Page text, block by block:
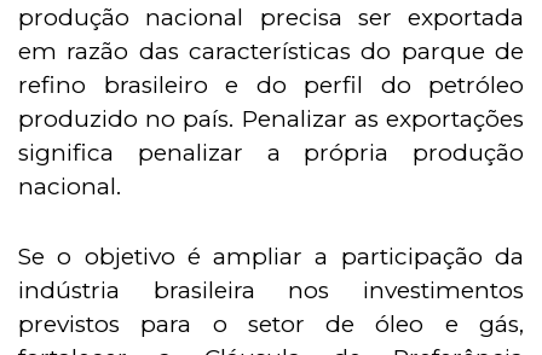
produção nacional precisa ser exportada
em razão das características do parque de
refino brasileiro e do perfil do petróleo
produzido no país. Penalizar as exportações
significa penalizar a própria produção
nacional.
Se o objetivo é ampliar a participação da
indústria brasileira nos investimentos
previstos para o setor de óleo e gás,